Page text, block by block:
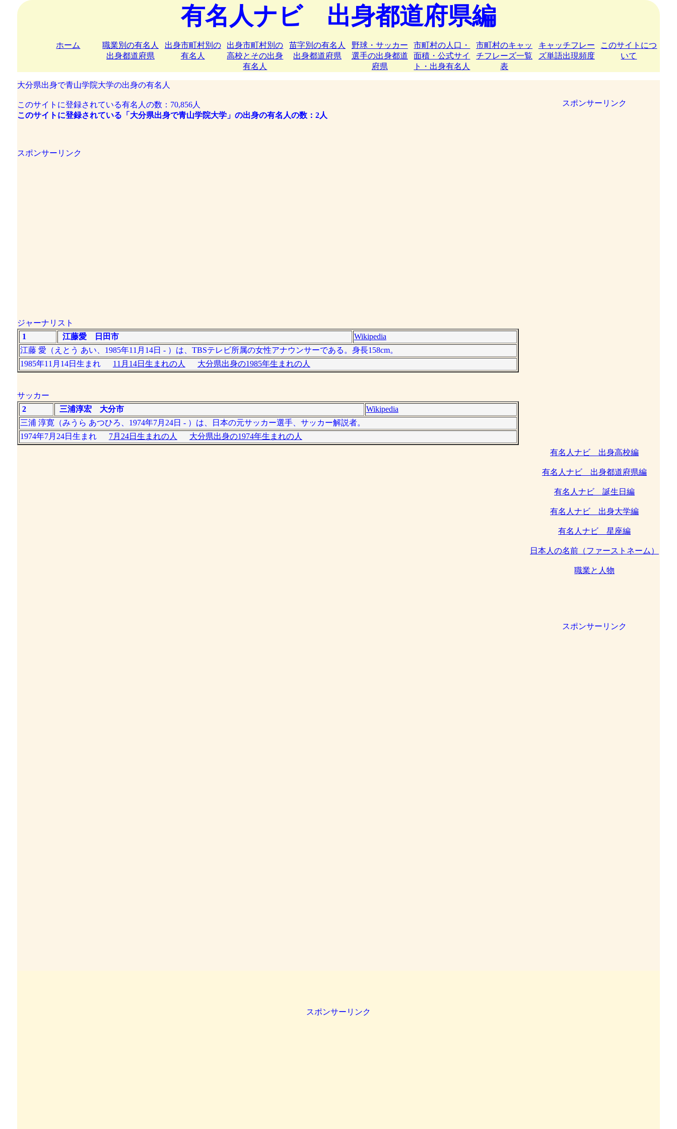
有名人ナビ 出身都道府県編
ホーム
職業別の有名人
出身都道府県
出身市町村別の
有名人
出身市町村別の
高校とその出身
有名人
苗字別の有名人
出身都道府県
野球・サッカー
選手の出身都道
府県
市町村の人口・
面積・公式サイ
ト・出身有名人
市町村のキャッ
チフレーズ一覧
表
キャッチフレー
ズ単語出現頻度
このサイトにつ
いて
大分県出身で青山学院大学の出身の有名人
このサイトに登録されている有名人の数：70,856人
このサイトに登録されている「大分県出身で青山学院大学」の出身の有名人の数：2人
スポンサーリンク
ジャーナリスト
1
江藤愛 日田市
Wikipedia
江藤 愛（えとう あい、1985年11月14日 - ）は、TBSテレビ所属の女性アナウンサーである。身長158cm。
1985年11月14日生まれ 11月14日生まれの人 大分県出身の1985年生まれの人
サッカー
2
三浦淳宏 大分市
Wikipedia
三浦 淳寛（みうら あつひろ、1974年7月24日 - ）は、日本の元サッカー選手、サッカー解説者。
1974年7月24日生まれ 7月24日生まれの人 大分県出身の1974年生まれの人
スポンサーリンク
有名人ナビ 出身高校編
有名人ナビ 出身都道府県編
有名人ナビ 誕生日編
有名人ナビ 出身大学編
有名人ナビ 星座編
日本人の名前（ファーストネーム）
職業と人物
スポンサーリンク
スポンサーリンク